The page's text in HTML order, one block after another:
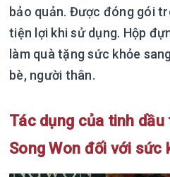
bảo quản. Được đóng gói
tiện lợi khi sử dụng. Hộp
làm quà tặng sức khỏe
bè, người thân.
Tác dụng của tinh
Song Won đối với sức